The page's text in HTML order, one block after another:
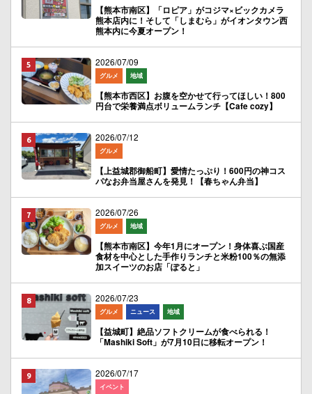
【熊本市南区】「ロピア」がコジマ×ビックカメラ
熊本店内に！そして「しまむら」がイオンタウン西
熊本内に今夏オープン！
2026/07/09
グルメ 地域
【熊本市西区】お腹を空かせて行ってほしい！800
円台で栄養満点ボリュームランチ【Cafe cozy】
2026/07/12
グルメ
【上益城郡御船町】愛情たっぷり！600円の神コス
パなお弁当屋さんを発見！【春ちゃん弁当】
2026/07/26
グルメ 地域
【熊本市南区】今年1月にオープン！身体喜ぶ国産
食材を中心とした手作りランチと米粉100％の無添
加スイーツのお店「ぽると」
2026/07/23
グルメ ニュース 地域
【益城町】絶品ソフトクリームが食べられる！
「Mashiki Soft」が7月10日に移転オープン！
2026/07/17
イベント